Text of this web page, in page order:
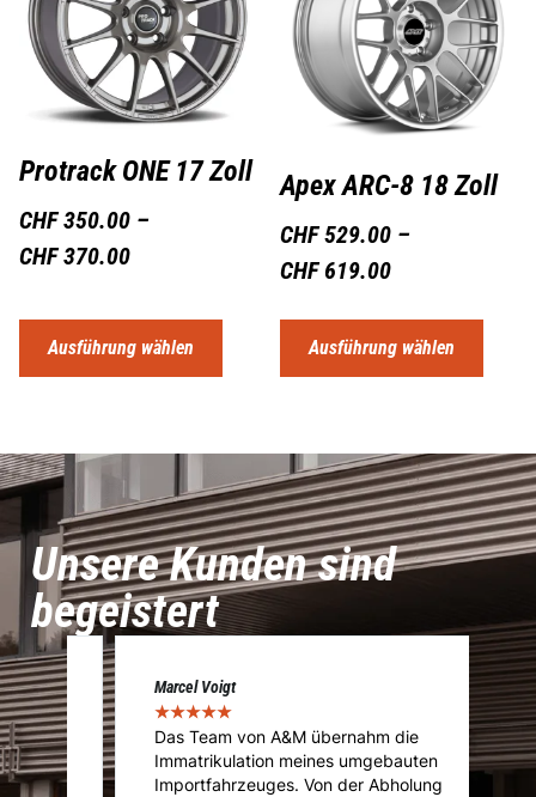
Protrack ONE 17 Zoll
CHF350.00 –
CHF370.00
Ausführung wählen
Apex ARC-8 18 Zoll
CHF529.00 –
CHF619.00
Ausführung wählen
Unsere Kunden sind
begeistert
Marcel Voigt
★
★★
Das Team von A&M übernahm die
Immatrikulation meines umgebauten
Importfahrzeuges. Von der Abholung
★